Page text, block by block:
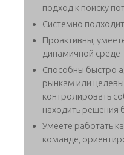
подход к поиску
Системно
Проактивны,
динамичной среде
Способны быстро
рынкам или
контролировать
находить решения
Умеете работать
команде,